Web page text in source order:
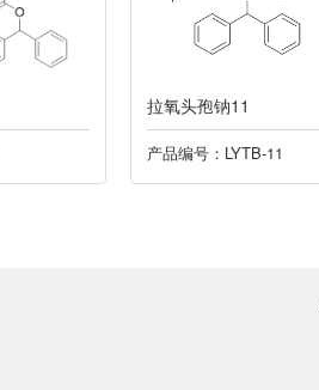
拉氧头孢钠11
产品编号：LYTB-11